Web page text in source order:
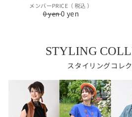
通
常
セ
ー
メンバーPRICE（ 税込 ）
0 yen0 yen
STYLING
スタイリングコレ